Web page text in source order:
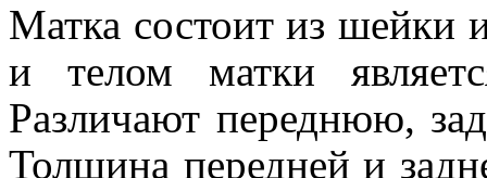
Матка состоит из шейки
и телом матки
Различают переднюю,
Толщина передней и